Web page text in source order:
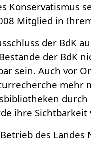
Konservatismus
Mitglied in
der BdK
der BdK
sein. Auch vor
mehr
durch
ihre
des